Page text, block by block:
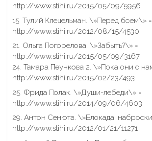
http://www.stihi.ru/2015/05/09/5956
15. Тулий Клецельман. \»Перед боем\» =
http://www.stihi.ru/2012/08/15/4530
21. Ольга Погорелова. \»Забыть?\» =
http://www.stihi.ru/2015/05/09/3167
24. Тамара Пеункова 2. \»Пока они с
http://www.stihi.ru/2015/02/23/493
25. Фрида Полак. \»Души-лебеди\» =
http://www.stihi.ru/2014/09/06/4603
29. Антон Сенюта. \»Блокада,
http://www.stihi.ru/2012/01/21/11271